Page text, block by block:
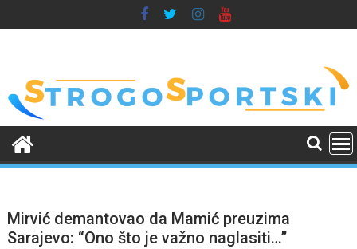
to
Mirvić demantovao da Mamić preuzima
Sarajevo: “Ono što je važno naglasiti…”